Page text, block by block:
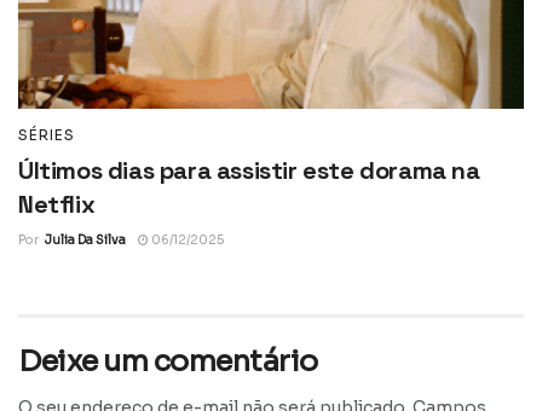
SÉRIES
Últimos dias para assistir este dorama na
Netflix
Por Julia Da Silva 06/12/2025
Deixe um comentário